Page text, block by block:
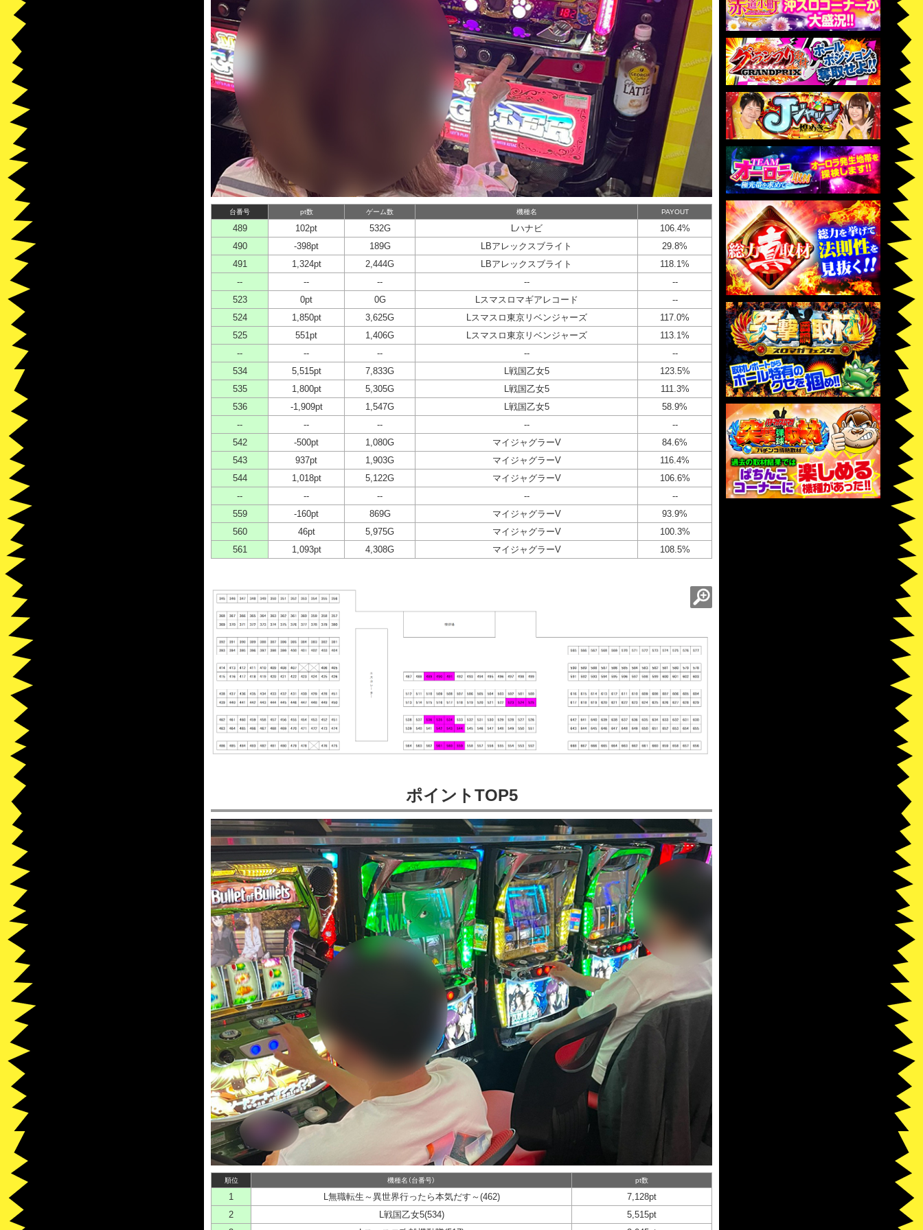
台番号 pt数 ゲーム数 機種名 PAYOUT
489 102pt 532G Lハナビ
106.4%
490
-398pt 189G LBアレックスブライト
29.8%
491
1,324pt 2,444G LBアレックスブライト
118.1%
--
-- -- --
--
523
0pt 0G Lスマスロマギアレコード
--
524
1,850pt 3,625G Lスマスロ東京リベンジャーズ
117.0%
525
551pt 1,406G Lスマスロ東京リベンジャーズ
113.1%
--
-- -- --
--
534
5,515pt 7,833G L戦国乙女5
123.5%
535
1,800pt 5,305G L戦国乙女5
111.3%
536
-1,909pt 1,547G L戦国乙女5
58.9%
--
-- -- --
--
542
-500pt 1,080G マイジャグラーV
84.6%
543
937pt 1,903G マイジャグラーV
116.4%
544
1,018pt 5,122G マイジャグラーV
106.6%
--
-- -- --
--
559
-160pt 869G マイジャグラーV
93.9%
560
46pt 5,975G マイジャグラーV
100.3%
561
1,093pt 4,308G マイジャグラーV 108.5%
ポイントTOP5
順位 機種名（台番号） pt数
1 L無職転生～異世界行ったら本気だす～(462)
7,128pt
2
L戦国乙女5(534)
5,515pt